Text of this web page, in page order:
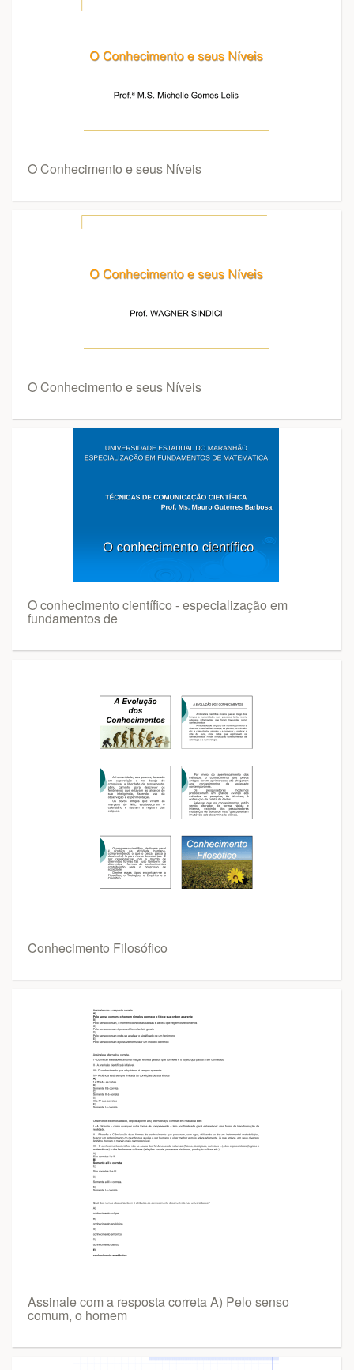
O Conhecimento e seus Níveis
O Conhecimento e seus Níveis
O conhecimento científico - especialização em
fundamentos de
Conhecimento Filosófico
Assinale com a resposta correta A) Pelo senso
comum, o homem